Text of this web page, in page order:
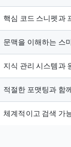
핵심 코드 스니펫과
문맥을 이해하는 스
지식 관리 시스템과
적절한 포맷팅과 함
체계적이고 검색 가